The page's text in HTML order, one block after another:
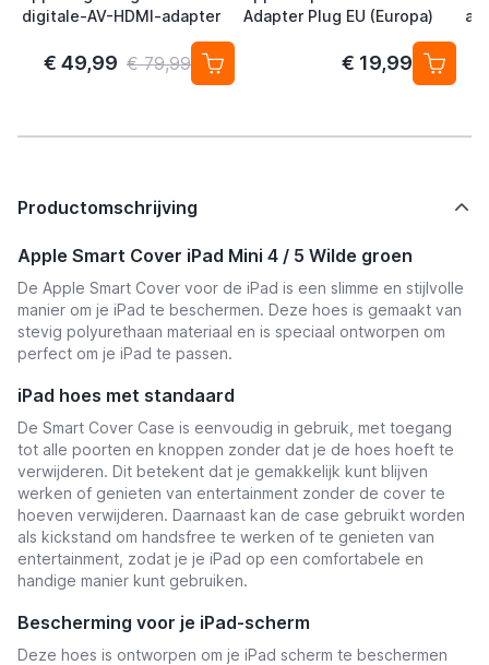
digitale-AV-HDMI-adapter
€ 49,99 € 79,99
Adapter Plug EU (Europa)
€ 19,99
Productomschrijving
Apple Smart Cover iPad Mini 4 / 5 Wilde groen
De Apple Smart Cover voor de iPad is een slimme en stijlvolle
manier om je iPad te beschermen. Deze hoes is gemaakt van
stevig polyurethaan materiaal en is speciaal ontworpen om
perfect om je iPad te passen.
iPad hoes met standaard
De Smart Cover Case is eenvoudig in gebruik, met toegang
tot alle poorten en knoppen zonder dat je de hoes hoeft te
verwijderen. Dit betekent dat je gemakkelijk kunt blijven
werken of genieten van entertainment zonder de cover te
hoeven verwijderen. Daarnaast kan de case gebruikt worden
als kickstand om handsfree te werken of te genieten van
entertainment, zodat je je iPad op een comfortabele en
handige manier kunt gebruiken.
Bescherming voor je iPad-scherm
Deze hoes is ontworpen om je iPad scherm te beschermen